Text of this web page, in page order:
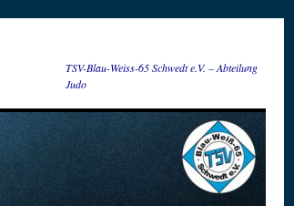
TSV-Blau-Weiss-65 Schwedt e.V. – Abteilung
Judo